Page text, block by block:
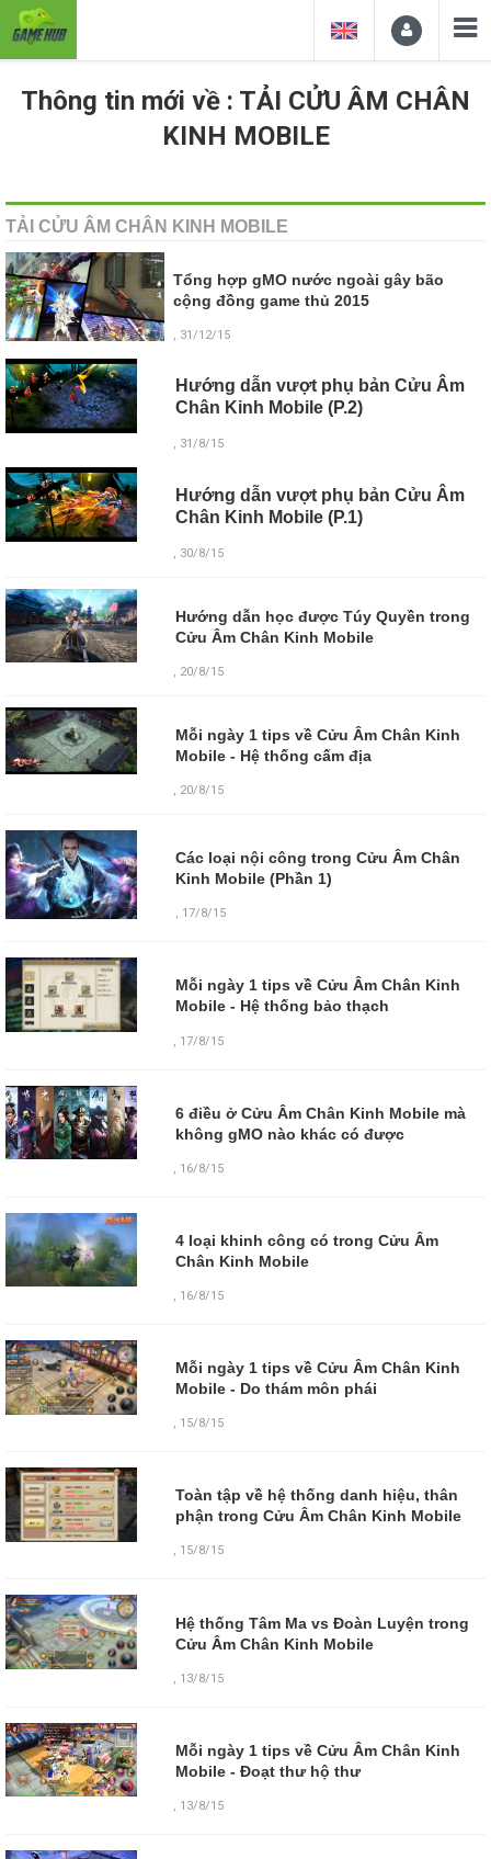
Thông tin mới về : TẢI CỬU ÂM CHÂN
KINH MOBILE
TẢI CỬU ÂM CHÂN KINH MOBILE
Tổng hợp gMO nước ngoài gây bão
cộng đồng game thủ 2015
, 31/12/15
Hướng dẫn vượt phụ bản Cửu Âm
Chân Kinh Mobile (P.2)
, 31/8/15
Hướng dẫn vượt phụ bản Cửu Âm
Chân Kinh Mobile (P.1)
, 30/8/15
Hướng dẫn học được Túy Quyền trong
Cửu Âm Chân Kinh Mobile
, 20/8/15
Mỗi ngày 1 tips về Cửu Âm Chân Kinh
Mobile - Hệ thống cấm địa
, 20/8/15
Các loại nội công trong Cửu Âm Chân
Kinh Mobile (Phần 1)
, 17/8/15
Mỗi ngày 1 tips về Cửu Âm Chân Kinh
Mobile - Hệ thống bảo thạch
17/8/15
6 điều ở Cửu Âm Chân Kinh Mobile mà
không gMO nào khác có được
, 16/8/15
4 loại khinh công có trong Cửu Âm
Chân Kinh Mobile
, 16/8/15
Mỗi ngày 1 tips về Cửu Âm Chân Kinh
Mobile - Do thám môn phái
, 15/8/15
Toàn tập về hệ thống danh hiệu, thân
phận trong Cửu Âm Chân Kinh Mobile
, 15/8/15
Hệ thống Tâm Ma vs Đoàn Luyện trong
Cửu Âm Chân Kinh Mobile
, 13/8/15
Mỗi ngày 1 tips về Cửu Âm Chân Kinh
Mobile - Đoạt thư hộ thư
, 13/8/15